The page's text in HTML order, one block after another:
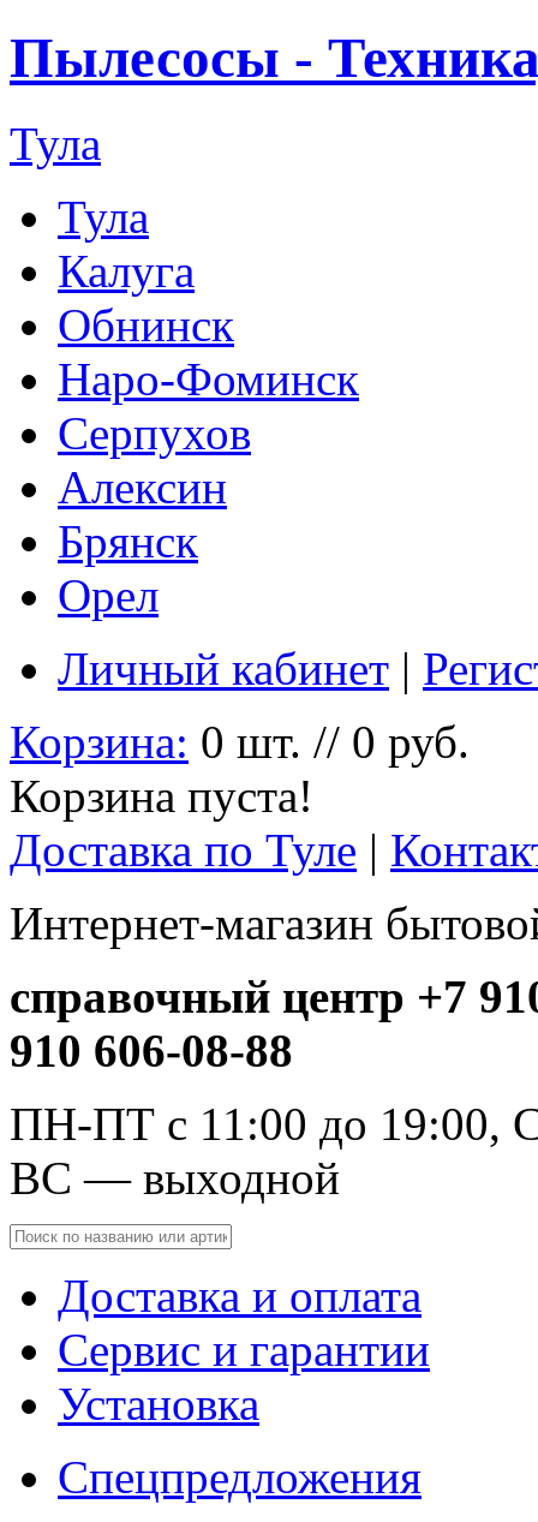
Пылесосы -
Тула
Тула
Калуга
Обнинск
Наро-Фоминск
Серпухов
Алексин
Брянск
Орел
Личный кабинет |
Корзина: 0 шт. // 0 руб.
Корзина пуста!
Доставка по Туле |
Интернет-магазин
справочный центр +7
910 606-08-88
ПН-ПТ с 11:00 до 19:00,
ВС — выходной
Доставка и оплата
Сервис и гарантии
Установка
Спецпредложения